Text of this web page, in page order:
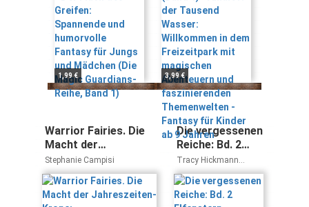
Jungs und
Mädchen (Die
Magic
Guardians-Reihe,
Band 1)
1,99 €
dem
Freizeitpark mit
magischen
Abenteuern und
faszinierenden
Themenwelten -
Fantasy für
Kinder ab 9
Jahren
3,99 €
Warrior Fairies. Die
Macht der
Jahreszeiten-Krone:
Abenteuergeschichte
ab 10 Jahren für alle,
die Fantasy lieben
Stephanie Campisi
Die vergessenen
Reiche: Bd. 2
Elfenstern
(Fantasy. Bastei
Lübbe
Taschenbücher)
Tracy Hickmann
Margaret Weis